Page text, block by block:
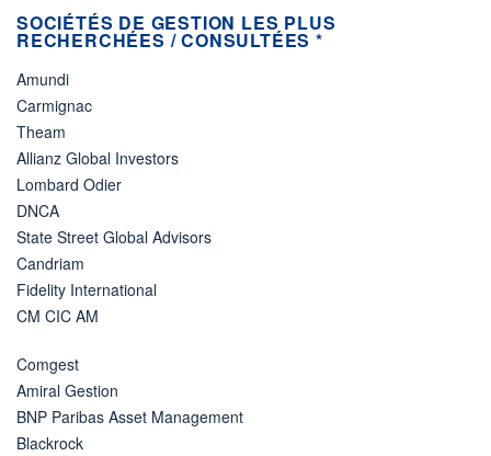
SOCIÉTÉS DE GESTION LES PLUS
RECHERCHÉES / CONSULTÉES *
Amundi
Carmignac
Theam
Allianz Global Investors
Lombard Odier
DNCA
State Street Global Advisors
Candriam
Fidelity International
CM CIC AM
Comgest
Amiral Gestion
BNP Paribas Asset Management
Blackrock